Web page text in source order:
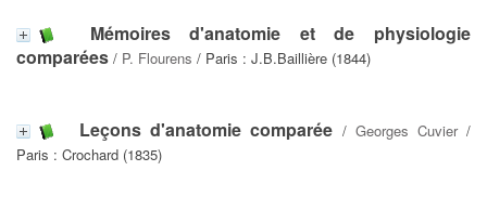
Mémoires d'anatomie et de physiologie
comparées / P. Flourens / Paris : J.B.Baillière (1844)
Leçons d'anatomie comparée / Georges Cuvier/
Paris : Crochard (1835)